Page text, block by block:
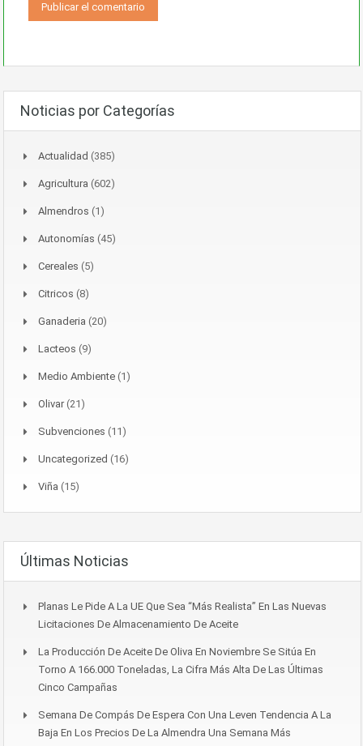
Noticias por Categorías
Actualidad (385)
Agricultura (602)
Almendros (1)
Autonomías (45)
Cereales (5)
Citricos (8)
Ganaderia (20)
Lacteos (9)
Medio Ambiente (1)
Olivar(21)
Subvenciones (11)
Uncategorized (16)
Viña (15)
Últimas Noticias
Planas Le Pide A La UE Que Sea “más Realista” En Las Nuevas
Licitaciones De Almacenamiento De Aceite
La Producción De Aceite De Oliva En Noviembre Se Sitúa En
Torno A 166.000 Toneladas, La Cifra Más Alta De Las Últimas
Cinco Campañas
Semana De Compás De Espera Con Una Leven Tendencia A La
Baja En Los Precios De La Almendra Una Semana Más